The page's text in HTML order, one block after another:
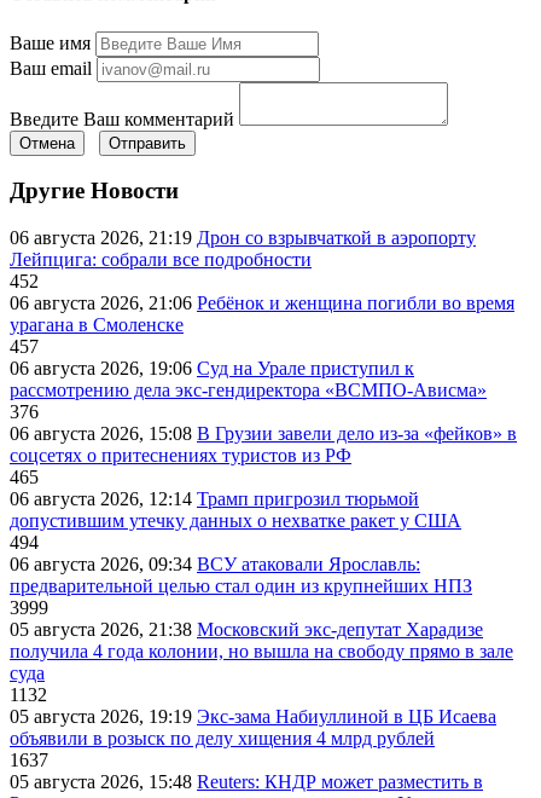
Ваше имя
Ваш email
Введите Ваш комментарий
Отмена Отправить
Другие Новости
06 августа 2026, 21:19 Дрон со взрывчаткой в аэропорту
Лейпцига: собрали все подробности
452
06 августа 2026, 21:06 Ребёнок и женщина погибли во время
урагана в Смоленске
457
06 августа 2026, 19:06 Суд на Урале приступил к
рассмотрению дела экс-гендиректора «ВСМПО-Ависма»
376
06 августа 2026, 15:08 В Грузии завели дело из-за «фейков» в
соцсетях о притеснениях туристов из РФ
465
06 августа 2026, 12:14 Трамп пригрозил тюрьмой
допустившим утечку данных о нехватке ракет у США
494
06 августа 2026, 09:34 ВСУ атаковали Ярославль:
предварительной целью стал один из крупнейших НПЗ
3999
05 августа 2026, 21:38 Московский экс-депутат Харадизе
получила 4 года колонии, но вышла на свободу прямо в зале
суда
1132
05 августа 2026, 19:19 Экс-зама Набиуллиной в ЦБ Исаева
объявили в розыск по делу хищения 4 млрд рублей
1637
05 августа 2026, 15:48 Reuters: КНДР может разместить в